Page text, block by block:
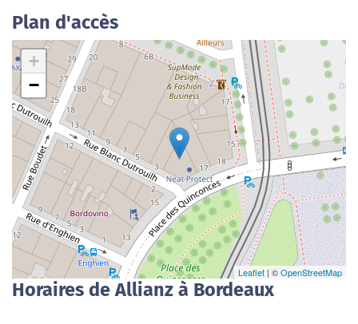
Plan d'accès
+
−
Leaflet| ©OpenStreetMap
Horaires de Allianz à Bordeaux